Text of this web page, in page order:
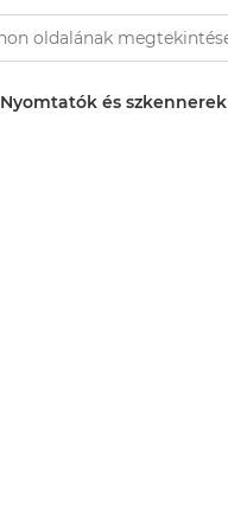
Nyomtatók és szkennerek